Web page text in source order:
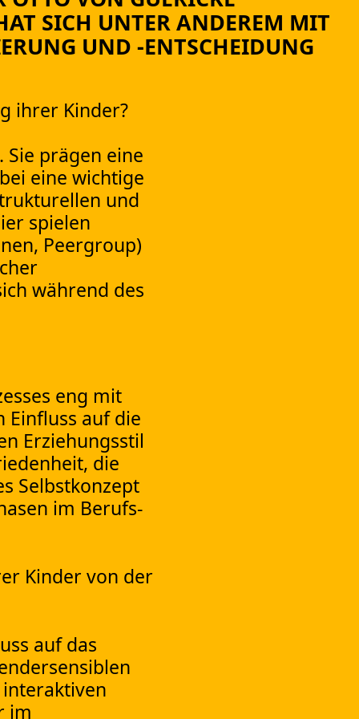
SICH UNTER ANDEREM MIT
UND -ENTSCHEIDUNG
ihrer Kinder?
prägen eine
eine wichtige
und
spielen
Peergroup)
während des
eng mit
auf die
Erziehungsstil
die
Selbstkonzept
im Berufs-
Kinder von der
auf das
im